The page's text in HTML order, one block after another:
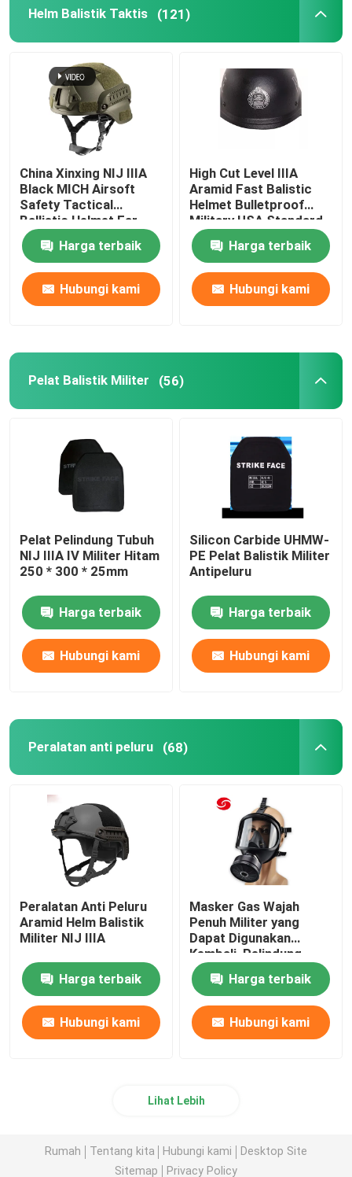
Helm Balistik Taktis (121)
China Xinxing NIJ IIIA
Black MICH Airsoft
Safety Tactical
Ballistic Helmet Ear
Protection
Harga terbaik
Hubungi kami
High Cut Level IIIA
Aramid Fast Balistic
Helmet Bulletproof
Military USA Standard
Harga terbaik
Hubungi kami
Pelat Balistik Militer (56)
Pelat Pelindung Tubuh
NIJ IIIA IV Militer Hitam
250 * 300 * 25mm
Harga terbaik
Hubungi kami
Silicon Carbide UHMW-
PE Pelat Balistik Militer
Antipeluru
Harga terbaik
Hubungi kami
Peralatan anti peluru (68)
Peralatan Anti Peluru
Aramid Helm Balistik
Militer NIJ IIIA
Harga terbaik
Hubungi kami
Masker Gas Wajah
Penuh Militer yang
Dapat Digunakan
Kembali, Pelindung
Kimia Dan Biologis
Harga terbaik
Hubungi kami
Lihat Lebih
Rumah Tentang kita Hubungi kami
Desktop Site
Sitemap
Privacy Policy